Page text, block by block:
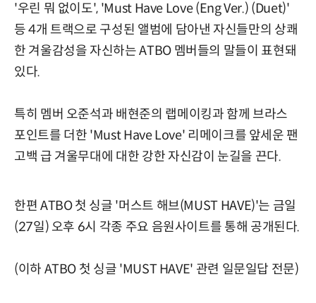
'우린 뭐 없이도', 'Must Have Love (Eng Ver.) (Duet)'
등 4개 트랙으로 구성된 앨범에 담아낸 자신들만의 상쾌
한 겨울감성을 자신하는 ATBO 멤버들의 말들이 표현돼
있다.
특히 멤버 오준석과 배현준의 랩메이킹과 함께 브라스
포인트를 더한 'Must Have Love' 리메이크를 앞세운 팬
고백 급 겨울무대에 대한 강한 자신감이 눈길을 끈다.
한편 ATBO 첫 싱글 '머스트 해브(MUST HAVE)'는 금일
(27일) 오후 6시 각종 주요 음원사이트를 통해 공개된다.
(이하 ATBO 첫 싱글 'MUST HAVE' 관련 일문일답 전문)